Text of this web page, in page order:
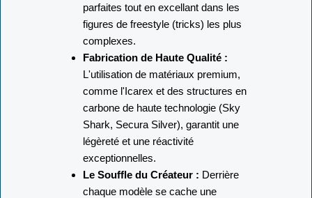
parfaites tout en excellant dans les
figures de freestyle (tricks) les plus
complexes.
Fabrication de Haute Qualité :
L'utilisation de matériaux premium,
comme l'Icarex et des structures en
carbone de haute technologie (Sky
Shark, Secura Silver), garantit une
légèreté et une réactivité
exceptionnelles.
Le Souffle du Créateur : Derrière
chaque modèle se cache une